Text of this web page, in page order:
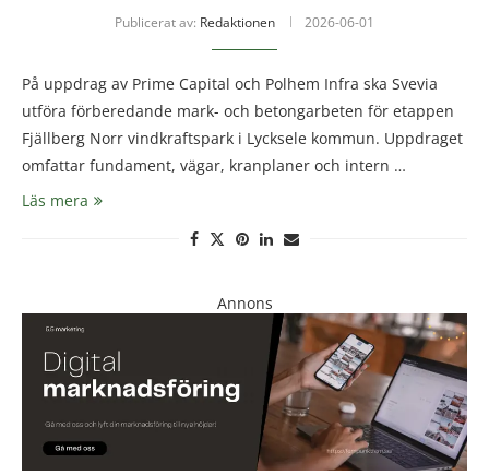
Publicerat av: Redaktionen 2026-06-01
På uppdrag av Prime Capital och Polhem Infra ska Svevia
utföra förberedande mark- och betongarbeten för etappen
Fjällberg Norr vindkraftspark i Lycksele kommun. Uppdraget
omfattar fundament, vägar, kranplaner och intern …
Läs mera
Annons